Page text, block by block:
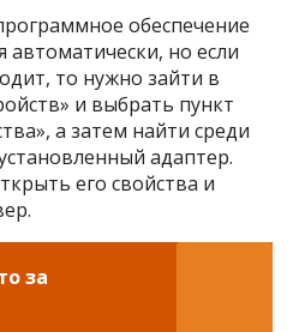
обеспечение
автоматически, но если
то нужно зайти в
и выбрать пункт
а затем найти среди
адаптер.
его свойства и
за